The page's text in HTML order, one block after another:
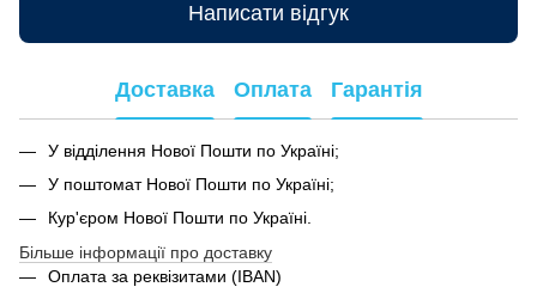
Написати відгук
Доставка Оплата Гарантія
У відділення Нової Пошти по Україні;
У поштомат Нової Пошти по Україні;
Кур'єром Нової Пошти по Україні.
Більше інформації про доставку
Оплата за реквізитами (IBAN)